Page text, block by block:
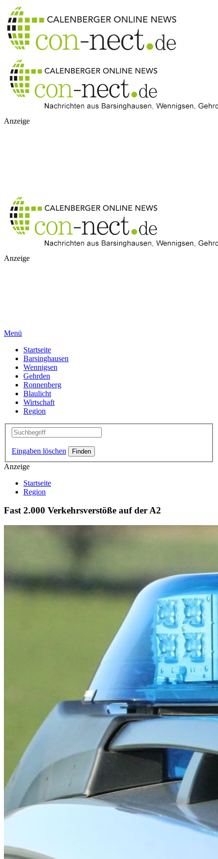
Anzeige
Anzeige
Menü
Startseite
Barsinghausen
Wennigsen
Gehrden
Ronnenberg
Blaulicht
Wirtschaft
Region
Eingaben löschen
Anzeige
Startseite
Region
Fast 2.000 Verkehrsverstöße auf der A2